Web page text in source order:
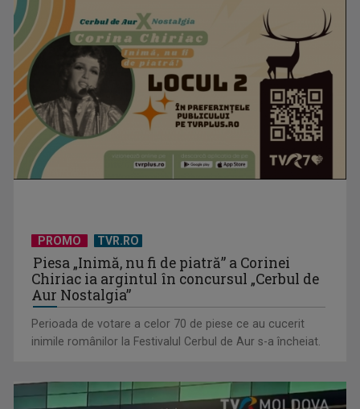
PROMO TVR.RO
Piesa „Inimă, nu fi de piatră” a Corinei
Chiriac ia argintul în concursul „Cerbul de
Aur Nostalgia”
Perioada de votare a celor 70 de piese ce au cucerit
inimile românilor la Festivalul Cerbul de Aur s-a încheiat.